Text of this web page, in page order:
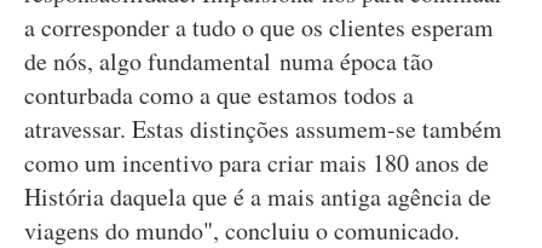
a corresponder a tudo o que os clientes esperam
de nós, algo fundamental numa época tão
conturbada como a que estamos todos a
atravessar. Estas distinções assumem-se também
como um incentivo para criar mais 180 anos de
História daquela que é a mais antiga agência de
viagens do mundo", concluiu o comunicado.